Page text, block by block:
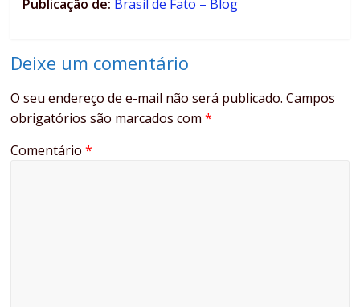
Publicação de: Brasil de Fato – Blog
Deixe um comentário
O seu endereço de e-mail não será publicado. Campos
obrigatórios são marcados com*
Comentário*